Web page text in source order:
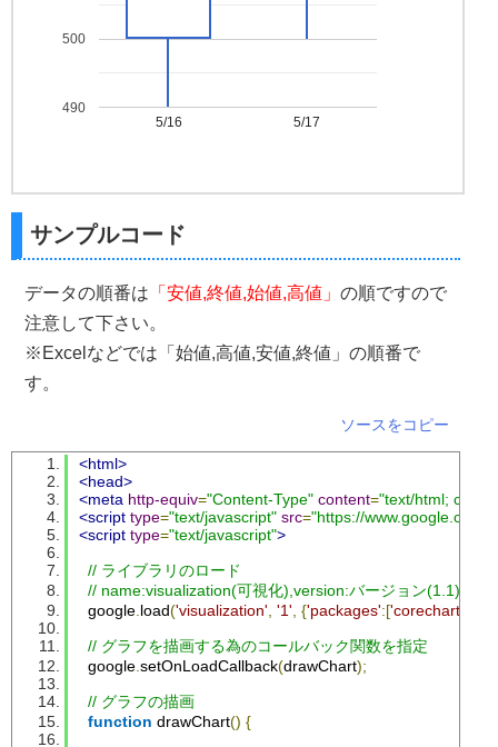
5/16 5/17
490
500
サンプルコード
データの順番は 「安値,終値,始値,高値」 の順ですので
注意して下さい。
※Excelなどでは「始値,高値,安値,終値」の順番で
す。
ソースをコピー
<html>
<head>
<meta http-equiv="Content-Type" content="text/html;
<script type="text/javascript" src="https://www.google.com/
<script type="text/javascript">
// ライブラリのロード
// name:visualization(可視化),version:バージョン
  google
.load('visualization', '1', {'packages':['corechart'
// グラフを描画する為のコールバック関数を指定
  google
.setOnLoadCallback(drawChart);
// グラフの描画
function drawChart() {